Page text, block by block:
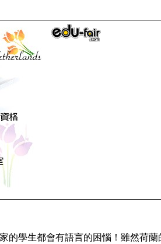
的學生都會有語言的困惱！雖然荷蘭